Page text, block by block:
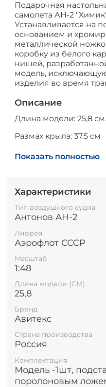
Подарочная
самолета АН-2
Устанавливается на
основанием и
металлической
коробку из белого
нишей,
модель,
изделия во время
Описание
Длина модели: 25,8 см.
Размах крыла: 37,5 см
Высота модели на
Показать полностью
Характеристики
Тип воздушного судна
Антонов АН-2
Ливрея
Аэрофлот СССР
Масштаб
1:48
Длина модели (СМ)
25,8
Бренд
Авитекс
Страна производства
Россия
Комплектация
Модель -1шт,
поролоновым